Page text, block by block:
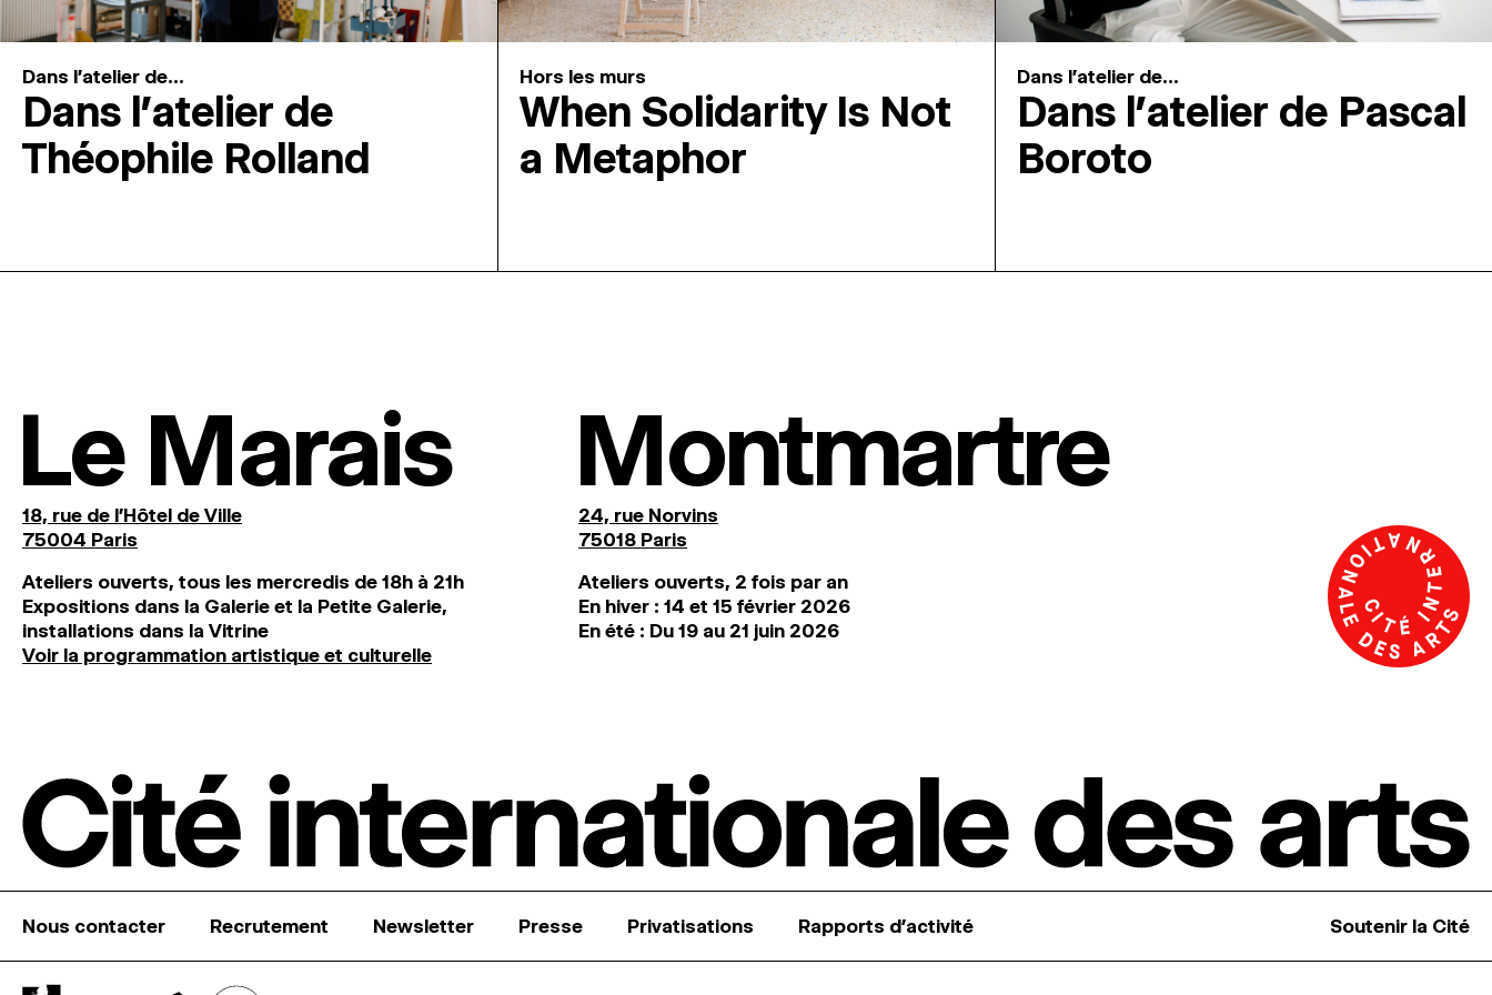
Dans l'atelier de...
Dans l’atelier de
Théophile Rolland
Hors les murs
When Solidarity Is Not
a Metaphor
Dans l'atelier de...
Dans l’atelier de Pascal
Boroto
Le Marais
18, rue de l'Hôtel de Ville
75004 Paris
Ateliers ouverts, tous les mercredis de 18h à 21h
Expositions dans la Galerie et la Petite Galerie,
installations dans la Vitrine
Voir la programmation artistique et culturelle
Montmartre
24, rue Norvins
75018 Paris
Ateliers ouverts, 2 fois par an
En hiver : 14 et 15 février 2026
En été : Du 19 au 21 juin 2026
Nous contacter Recrutement Newsletter Presse Privatisations Rapports d’activité Soutenir la Cité